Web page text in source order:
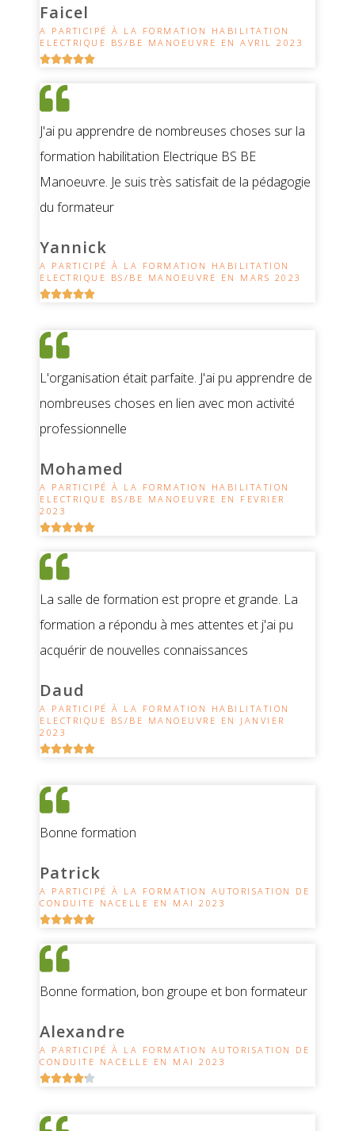
Faicel
A PARTICIPÉ À LA FORMATION HABILITATION
ELECTRIQUE BS/BE MANOEUVRE EN AVRIL 2023

J'ai pu apprendre de nombreuses choses sur la
formation habilitation Electrique BS BE
Manoeuvre. Je suis très satisfait de la pédagogie
du formateur
Yannick
A PARTICIPÉ À LA FORMATION HABILITATION
ELECTRIQUE BS/BE MANOEUVRE EN MARS 2023

L'organisation était parfaite. J'ai pu apprendre de
nombreuses choses en lien avec mon activité
professionnelle
Mohamed
A PARTICIPÉ À LA FORMATION HABILITATION
ELECTRIQUE BS/BE MANOEUVRE EN FEVRIER
2023

La salle de formation est propre et grande. La
formation a répondu à mes attentes et j'ai pu
acquérir de nouvelles connaissances
Daud
A PARTICIPÉ À LA FORMATION HABILITATION
ELECTRIQUE BS/BE MANOEUVRE EN JANVIER
2023

Bonne formation
Patrick
A PARTICIPÉ À LA FORMATION AUTORISATION DE
CONDUITE NACELLE EN MAI 2023

Bonne formation, bon groupe et bon formateur
Alexandre
A PARTICIPÉ À LA FORMATION AUTORISATION DE
CONDUITE NACELLE EN MAI 2023
